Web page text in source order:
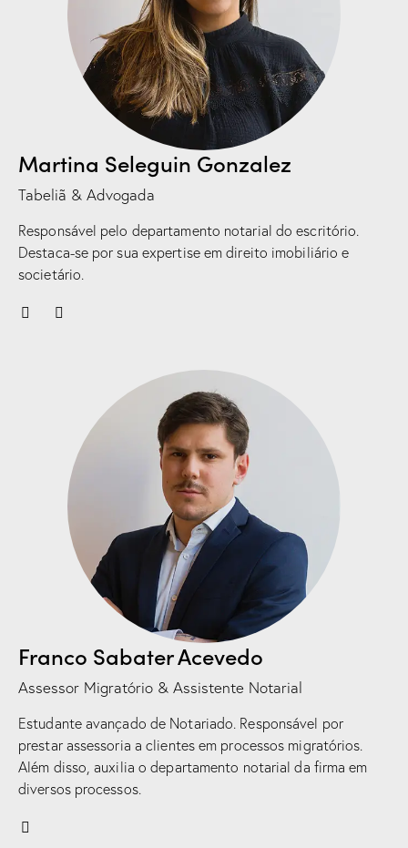
Martina Seleguin Gonzalez
Tabeliã & Advogada
Responsável pelo departamento notarial do escritório.
Destaca-se por sua expertise em direito imobiliário e
societário.
Franco Sabater Acevedo
Assessor Migratório & Assistente Notarial
Estudante avançado de Notariado. Responsável por
prestar assessoria a clientes em processos migratórios.
Além disso, auxilia o departamento notarial da firma em
diversos processos.